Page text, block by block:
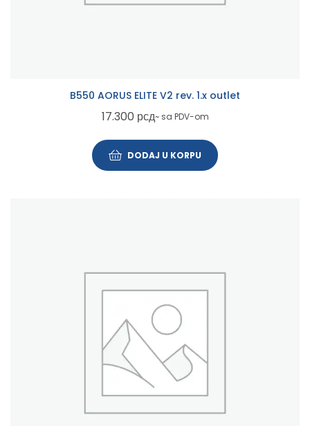
B550 AORUS ELITE V2 rev. 1.x outlet
17.300 рсд~ sa PDV-om
DODAJ U KORPU